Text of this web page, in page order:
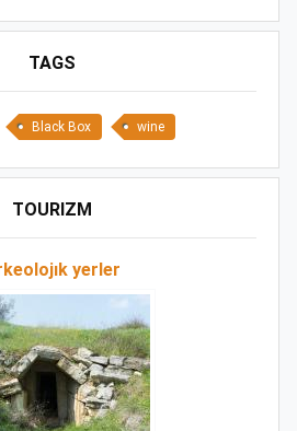
TAGS
Black Box wine
TOURIZM
yerler